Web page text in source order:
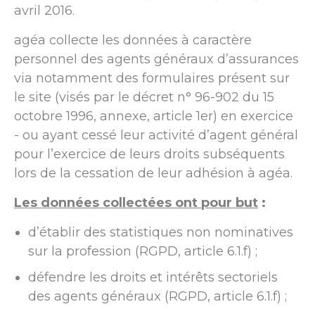
avril 2016.
agéa collecte les données à caractère
personnel des agents généraux d’assurances
via notamment des formulaires présent sur
le site (visés par le décret n° 96-902 du 15
octobre 1996, annexe, article 1er) en exercice
- ou ayant cessé leur activité d’agent général
pour l’exercice de leurs droits subséquents
lors de la cessation de leur adhésion à agéa.
Les données collectées ont pour but :
d’établir des statistiques non nominatives
sur la profession (RGPD, article 6.1.f) ;
défendre les droits et intérêts sectoriels
des agents généraux (RGPD, article 6.1.f) ;